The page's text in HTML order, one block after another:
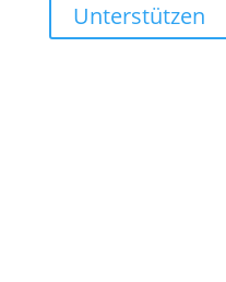
Unterstützen